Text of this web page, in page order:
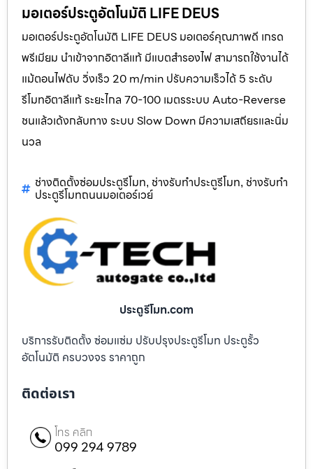
มอเตอร์ประตูอัตโนมัติ LIFE DEUS
มอเตอร์ประตูอัตโนมัติ LIFE DEUS มอเตอร์คุณภาพดี เกรด
พรีเมียม นำเข้าจากอิตาลีแท้ มีแบตสำรองไฟ สามารถใช้งานได้
แม้ตอนไฟดับ วิ่งเร็ว 20 m/min ปรับความเร็วได้ 5 ระดับ
รีโมทอิตาลีแท้ ระยะไกล 70-100 เมตรระบบ Auto-Reverse
ชนแล้วเด้งกลับทาง ระบบ Slow Down มีความเสถียรและนิ่ม
นวล
ช่างติดตั้งซ่อมประตูรีโมท, ช่างรับทำประตูรีโมท, ช่างรับทำ
ประตูรีโมทถนนมอเตอร์เวย์
ประตูรีโมท.com
บริการรับติดตั้ง ซ่อมแซ่ม ปรับปรุงประตูรีโมท ประตูรั้ว
อัตโนมัติ ครบวงจร ราคาถูก
ติดต่อเรา
โทร คลิก
099 294 9789